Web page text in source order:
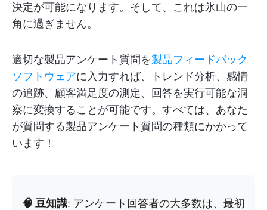
決定が可能になります。そして、これは氷山の一
角に過ぎません。
適切な製品アンケート質問を製品フィードバック
ソフトウェアに入力すれば、トレンド分析、感情
の追跡、顧客満足度の測定、回答を実行可能な洞
察に変換することが可能です。すべては、あなた
が質問する製品アンケート質問の種類にかかって
います！
🧠 豆知識: アンケート回答者の大多数は、最初